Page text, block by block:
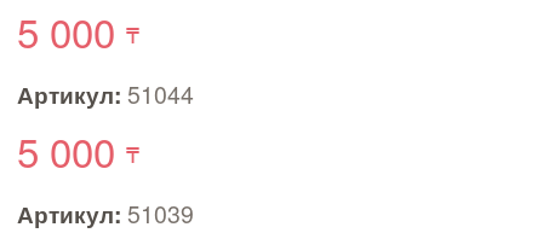
5 000
Артикул: 51044
5 000
Артикул: 51039